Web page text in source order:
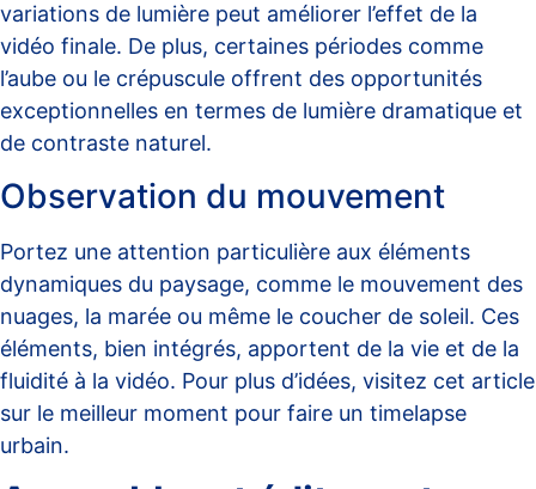
variations de lumière peut améliorer l’effet de la
vidéo finale. De plus, certaines périodes comme
l’aube ou le crépuscule offrent des opportunités
exceptionnelles en termes de lumière dramatique et
de contraste naturel.
Observation du mouvement
Portez une attention particulière aux éléments
dynamiques du paysage, comme le mouvement des
nuages, la marée ou même le coucher de soleil. Ces
éléments, bien intégrés, apportent de la vie et de la
fluidité à la vidéo. Pour plus d’idées, visitez cet article
sur le meilleur moment pour faire un timelapse
urbain.